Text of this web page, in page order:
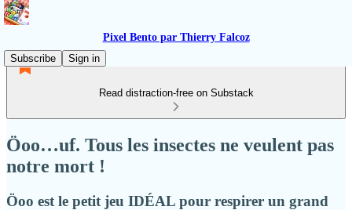
Pixel Bento par Thierry Falcoz
Subscribe
Sign in
Read distraction-free on Substack
Öoo…uf. Tous les insectes ne veulent pas
notre mort !
Öoo est le petit jeu IDÉAL pour respirer un grand